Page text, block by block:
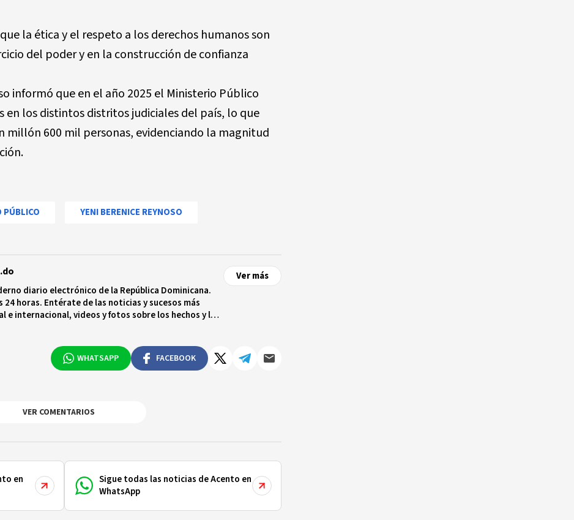
la ética y el respeto a los derechos humanos son
del poder y en la construcción de confianza
informó que en el año 2025 el Ministerio Público
en los distintos distritos judiciales del país, lo que
millón 600 mil personas, evidenciando la magnitud
PÚBLICO YENI BERENICE REYNOSO
diario electrónico de la República Dominicana.
horas. Entérate de las noticias y sucesos más
e internacional, videos y fotos sobre los hechos y los
Ver más
WHATSAPP FACEBOOK
VER COMENTARIOS
en
Sigue todas las noticias de Acento en
WhatsApp